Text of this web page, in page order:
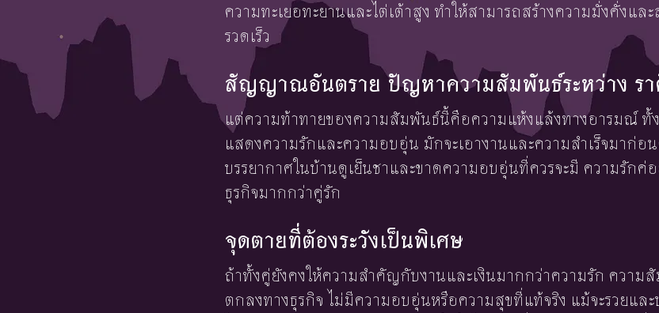
ความทะเยอทะยานและไต่เต้าสูง ทำให้สามารถสร้างความมั่งคั่งแล
รวดเร็ว
สัญญาณอันตราย ปัญหาความสัมพันธ์ระหว่าง รา
แต่ความท้าทายของความสัมพันธ์นี้คือความแห้งแล้งทางอารมณ์ ทั้
แสดงความรักและความอบอุ่น มักจะเอางานและความสำเร็จมาก่อ
บรรยากาศในบ้านดูเย็นชาและขาดความอบอุ่นที่ควรจะมี ความรักค่
ธุรกิจมากกว่าคู่รัก
จุดตายที่ต้องระวังเป็นพิเศษ
ถ้าทั้งคู่ยังคงให้ความสำคัญกับงานและเงินมากกว่าความรัก ความ
ตกลงทางธุรกิจ ไม่มีความอบอุ่นหรือความสุขที่แท้จริง แม้จะรวยและ